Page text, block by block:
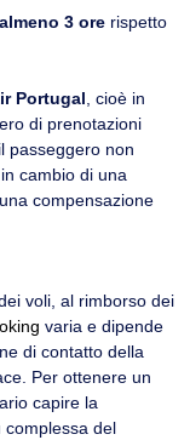
3 ore rispetto
Portugal
, cioè in
di prenotazioni
passeggero non
cambio di una
compensazione
voli, al rimborso dei
varia e dipende
di contatto della
Per ottenere un
capire la
del